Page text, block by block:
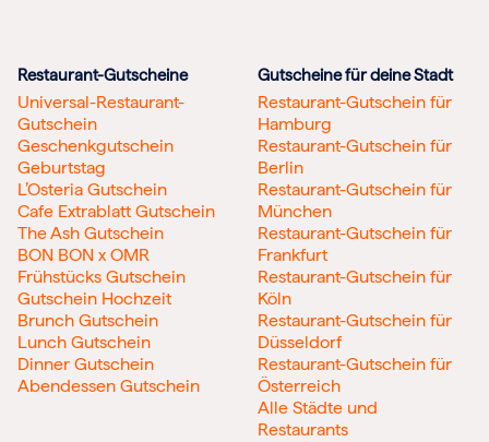
Restaurant-Gutscheine
Universal-Restaurant-
Gutschein
Geschenkgutschein
Geburtstag
L’Osteria Gutschein
Cafe Extrablatt Gutschein
The Ash Gutschein
BON BON x OMR
Frühstücks Gutschein
Gutschein Hochzeit
Brunch Gutschein
Lunch Gutschein
Dinner Gutschein
Abendessen Gutschein
Gutscheine für deine Stadt
Restaurant-Gutschein für
Hamburg
Restaurant-Gutschein für
Berlin
Restaurant-Gutschein für
München
Restaurant-Gutschein für
Frankfurt
Restaurant-Gutschein für
Köln
Restaurant-Gutschein für
Düsseldorf
Restaurant-Gutschein für
Österreich
Alle Städte und
Restaurants